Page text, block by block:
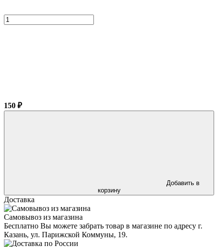
150 ₽
Добавить в
корзину
Доставка
Самовывоз из магазина
Бесплатно Вы можете забрать товар в магазине по адресу г.
Казань, ул. Парижской Коммуны, 19.